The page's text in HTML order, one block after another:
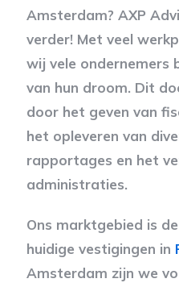
Amsterdam? AXP
verder! Met veel
wij vele ondernemers
van hun droom. Dit
door het geven van
het opleveren van
rapportages en het
administraties.
Ons marktgebied is
huidige vestigingen in
Amsterdam zijn we